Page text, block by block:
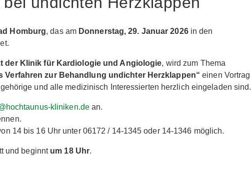
Homburg, das am Donnerstag, 29. Januar 2026 in den
der Klinik für Kardiologie und Angiologie, wird zum Thema
Verfahren zur Behandlung undichter Herzklappen“einen Vortrag
und alle medizinisch Interessierten herzlich eingeladen sind.
kliniken.dean.
14 bis 16 Uhr unter 06172 / 14-1345 oder 14-1346 möglich.
und beginnt um 18 Uhr.